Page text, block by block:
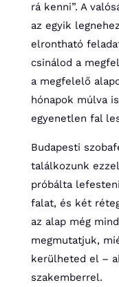
rá kenni”. A
az egyik
elrontható
csinálod a
a megfelelő
hónapok múlva
egyenetlen fal
Budapesti
találkozunk
próbálta
falat, és két
az alap még
megmutatjuk,
kerülheted el –
szakemberrel.